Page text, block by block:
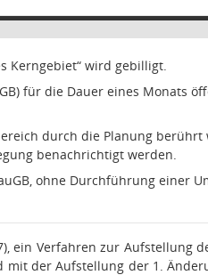
Kerngebiet“ wird gebilligt.
für die Dauer eines Monats
durch die Planung berührt
benachrichtigt werden.
ohne Durchführung einer
ein Verfahren zur Aufstellung
mit derAufstellung der 1.